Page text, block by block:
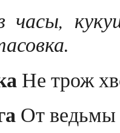
часы,
Не трож
От